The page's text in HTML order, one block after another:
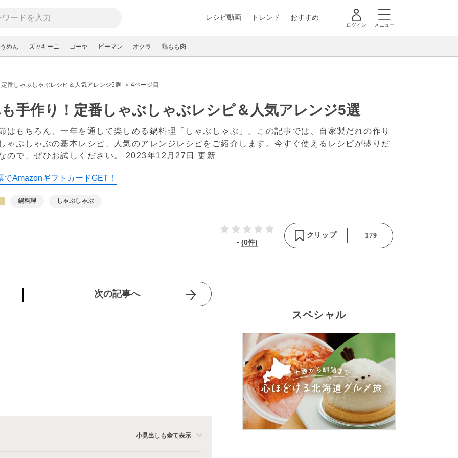
レシピ動画 トレンド おすすめ
ログイン メニュー
めん ズッキーニ ゴーヤ ピーマン オクラ 鶏もも肉
番しゃぶしゃぶレシピ＆人気アレンジ5選 4ページ目
手作り！定番しゃぶしゃぶレシピ＆人気アレンジ5選
はもちろん、一年を通して楽しめる鍋料理「しゃぶしゃぶ」。この記事では、自家製だれの作り
ゃぶしゃぶの基本レシピ、人気のアレンジレシピをご紹介します。今すぐ使えるレシピが盛りだ
ので、ぜひお試しください。 2023年12月27日 更新
でAmazonギフトカードGET！
鍋料理 しゃぶしゃぶ
- (0件)
クリップ 179
次の記事へ
小見出しも全て表示
スペシャル